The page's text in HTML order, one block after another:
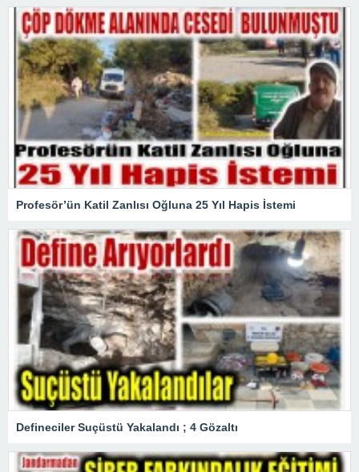
Profesör’ün Katil Zanlısı Oğluna 25 Yıl Hapis İstemi
Defineciler Suçüstü Yakalandı ; 4 Gözaltı